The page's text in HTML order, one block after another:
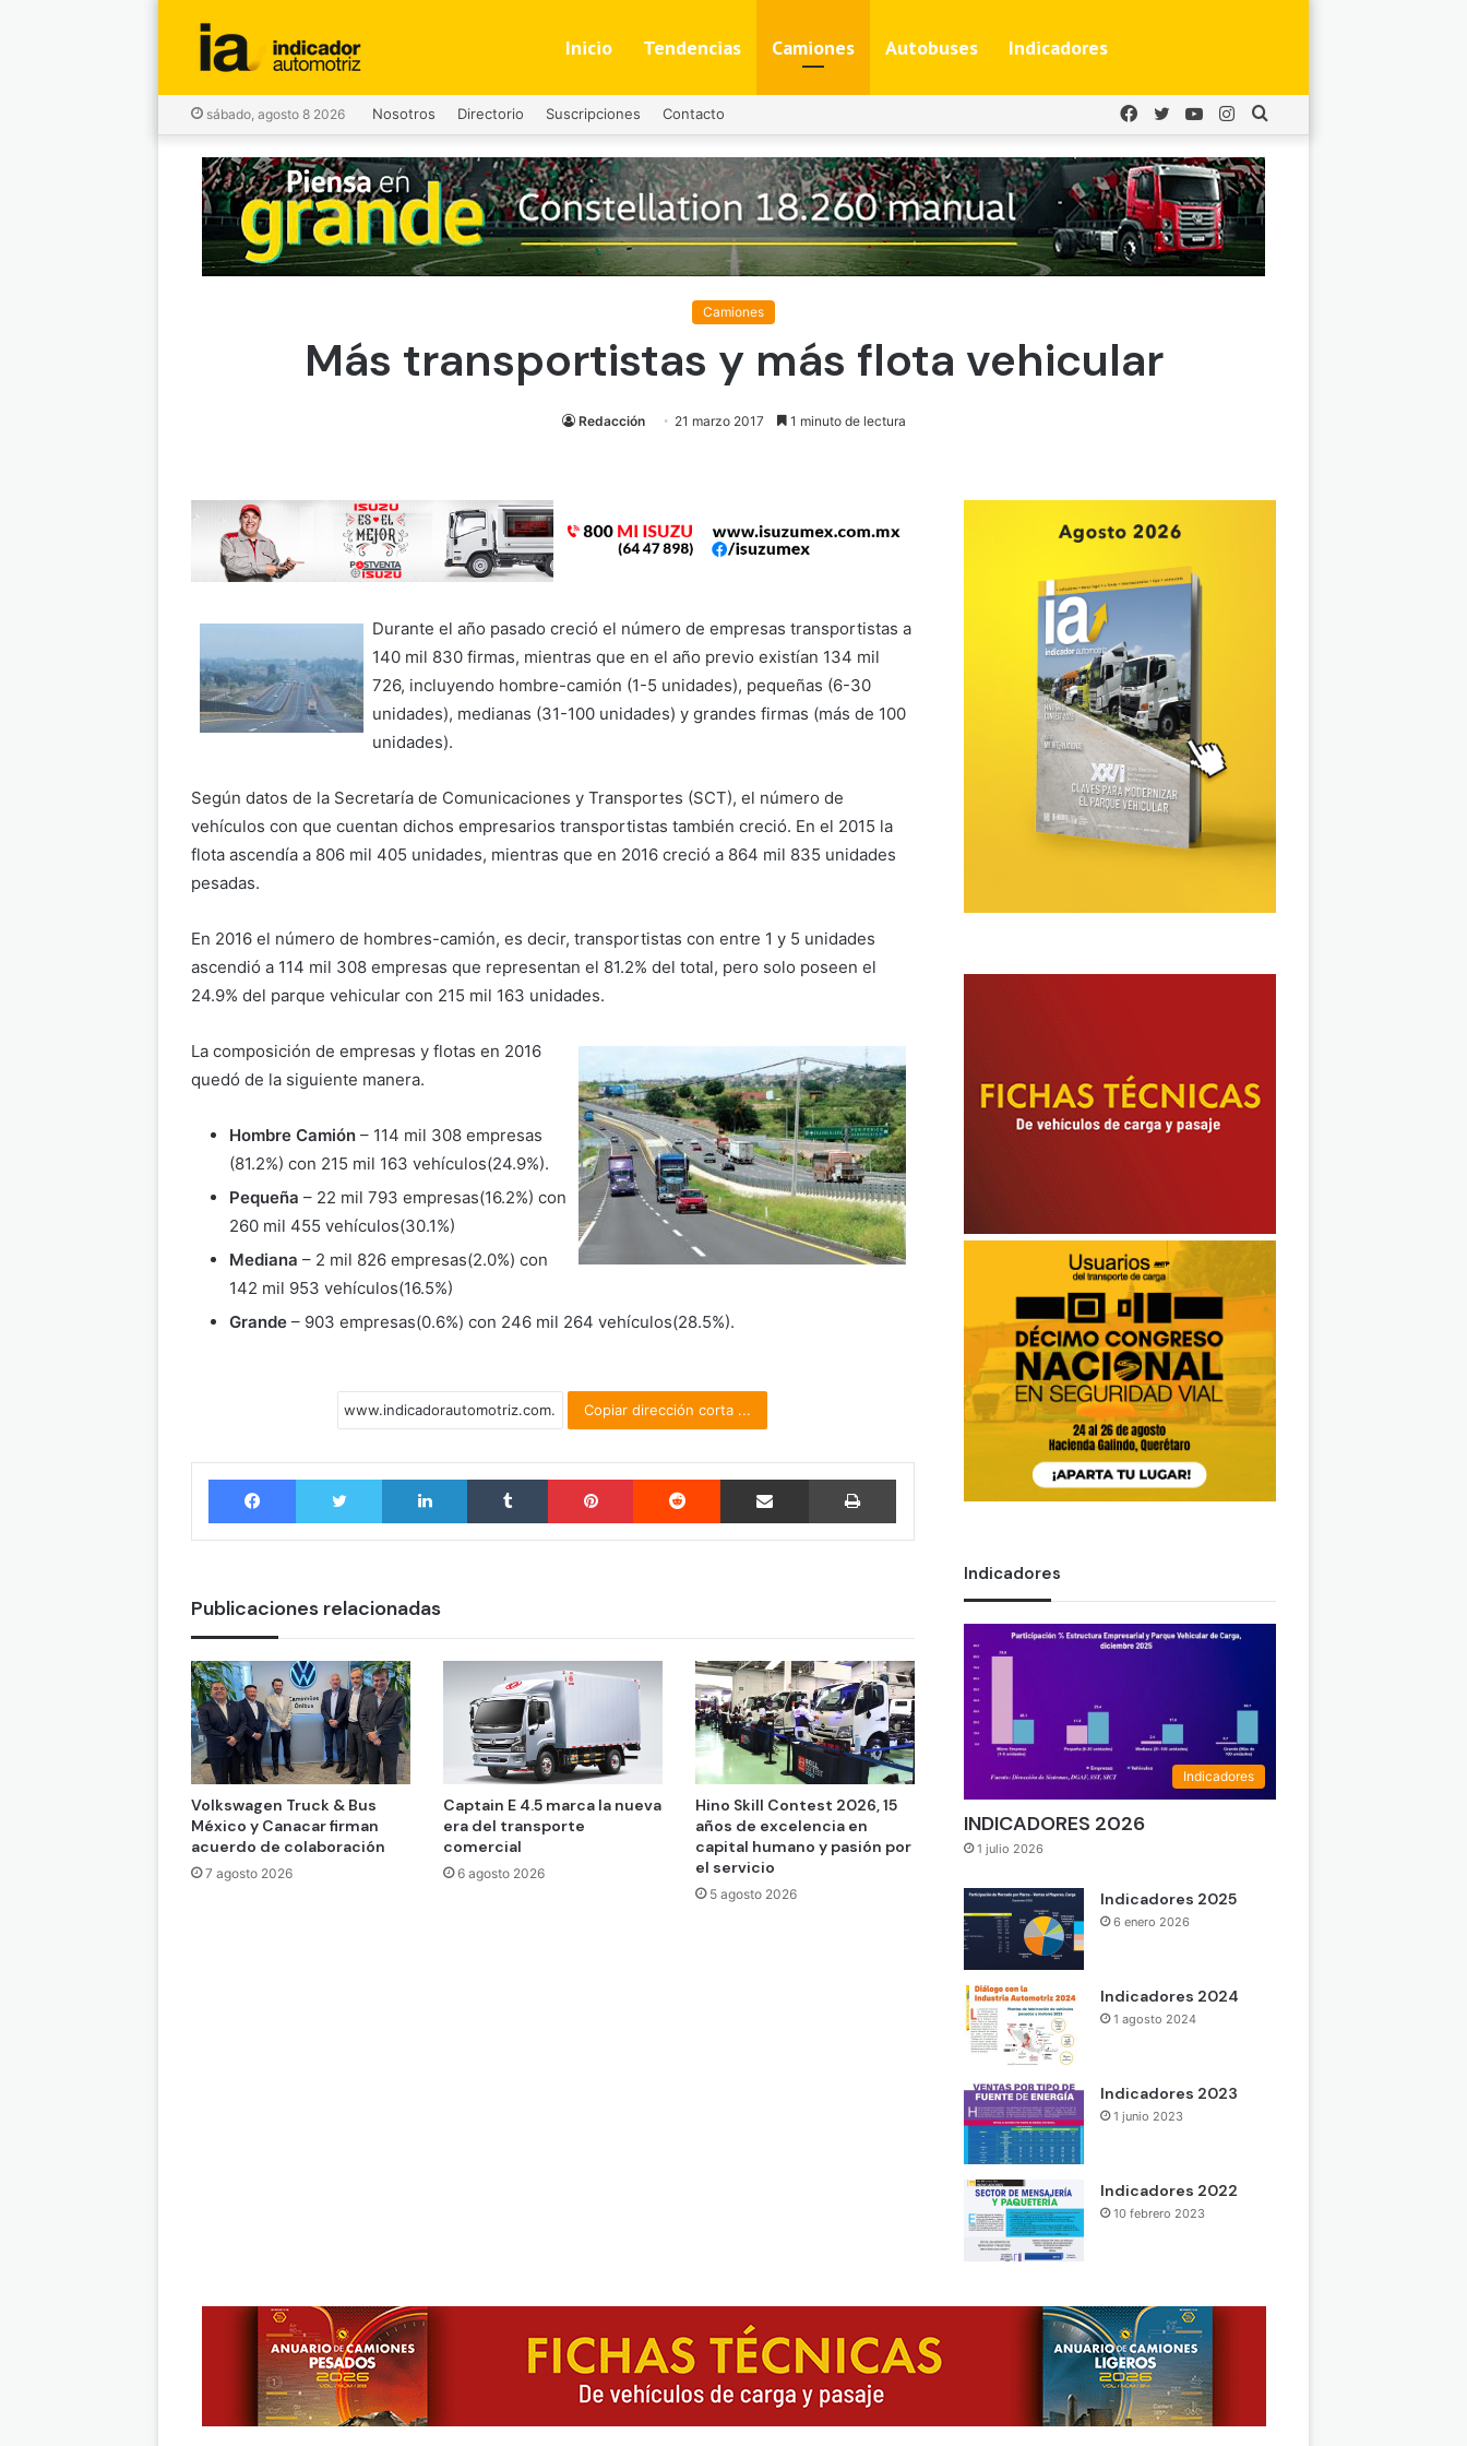
Inicio Tendencias Camiones Autobuses Indicadores
sábado, agosto 8 2026 Nosotros Directorio Suscripciones Contacto
Buscar
Instagram
YouTube
Twitter
Facebook
Camiones
Más transportistas y más flota vehicular
Redacción 21 marzo 2017 1 minuto de lectura
Durante el año pasado creció el número de empresas transportistas a
140 mil 830 firmas, mientras que en el año previo existían 134 mil
726, incluyendo hombre-camión (1-5 unidades), pequeñas (6-30
unidades), medianas (31-100 unidades) y grandes firmas (más de 100
unidades).
Según datos de la Secretaría de Comunicaciones y Transportes (SCT), el número de
vehículos con que cuentan dichos empresarios transportistas también creció. En el 2015 la
flota ascendía a 806 mil 405 unidades, mientras que en 2016 creció a 864 mil 835 unidades
pesadas.
En 2016 el número de hombres-camión, es decir, transportistas con entre 1 y 5 unidades
ascendió a 114 mil 308 empresas que representan el 81.2% del total, pero solo poseen el
24.9% del parque vehicular con 215 mil 163 unidades.
La composición de empresas y flotas en 2016
quedó de la siguiente manera.
Hombre Camión – 114 mil 308 empresas
(81.2%) con 215 mil 163 vehículos(24.9%).
Pequeña – 22 mil 793 empresas(16.2%) con
260 mil 455 vehículos(30.1%)
Mediana – 2 mil 826 empresas(2.0%) con
142 mil 953 vehículos(16.5%)
Grande – 903 empresas(0.6%) con 246 mil 264 vehículos(28.5%).
Copiar dirección corta ...
Facebook Twitter LinkedIn Tumblr Pinterest Reddit Compartir por correo electrónico
Publicaciones relacionadas
Volkswagen Truck & Bus
México y Canacar firman
acuerdo de colaboración
7 agosto 2026
Captain E 4.5 marca la nueva
era del transporte
comercial
6 agosto 2026
Hino Skill Contest 2026, 15
años de excelencia en
capital humano y pasión por
el servicio
5 agosto 2026
Indicadores
Indicadores
INDICADORES 2026
1 julio 2026
Indicadores 2025
6 enero 2026
Indicadores 2024
1 agosto 2024
Indicadores 2023
1 junio 2023
Indicadores 2022
10 febrero 2023